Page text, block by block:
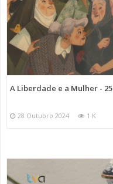
A Liberdade e a Mulher -
28 Outubro 2024 1 K